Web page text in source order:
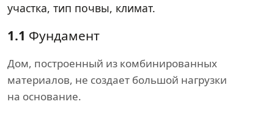
участка, тип почвы, климат.
1.1 Фундамент
Дом, построенный из комбинированных
материалов, не создает большой нагрузки
на основание.